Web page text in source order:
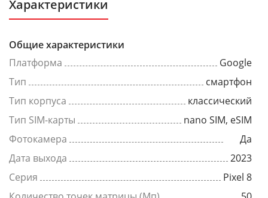
Характеристики
Общие характеристики
Платформа
Google
Тип
смартфон
Тип корпуса
классический
Тип SIM-карты
nano SIM, eSIM
Фотокамера
Да
Дата выхода
2023
Серия
Pixel 8